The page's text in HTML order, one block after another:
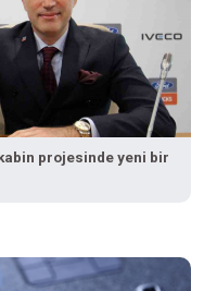
projesinde yeni bir